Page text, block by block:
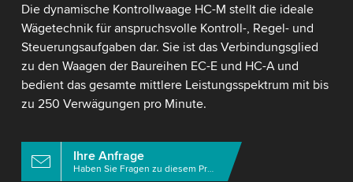
Die dynamische Kontrollwaage HC-M stellt die ideale
Wägetechnik für anspruchsvolle Kontroll-, Regel- und
Steuerungsaufgaben dar. Sie ist das Verbindungsglied
zu den Waagen der Baureihen EC-E und HC-A und
bedient das gesamte mittlere Leistungsspektrum mit bis
zu 250 Verwägungen pro Minute.
Ihre Anfrage
Haben Sie Fragen zu diesem Produkt?